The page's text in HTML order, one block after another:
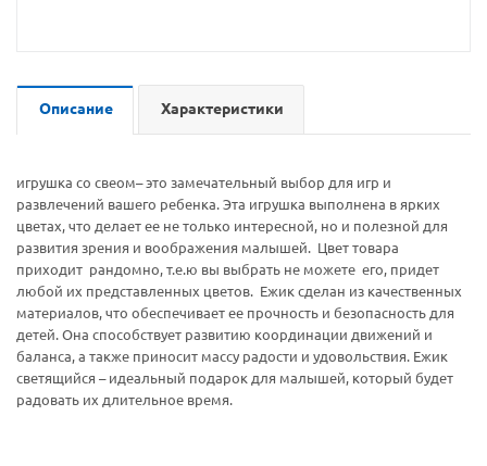
Описание Характеристики
игрушка со свеом– это замечательный выбор для игр и
развлечений вашего ребенка. Эта игрушка выполнена в ярких
цветах, что делает ее не только интересной, но и полезной для
развития зрения и воображения малышей. Цвет товара
приходит рандомно, т.е.ю вы выбрать не можете его, придет
любой их представленных цветов. Ежик сделан из качественных
материалов, что обеспечивает ее прочность и безопасность для
детей. Она способствует развитию координации движений и
баланса, а также приносит массу радости и удовольствия. Ежик
светящийся – идеальный подарок для малышей, который будет
радовать их длительное время.